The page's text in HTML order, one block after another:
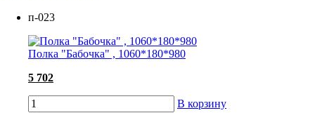
п-023
Полка "Бабочка" , 1060*180*980
5 702
В корзину